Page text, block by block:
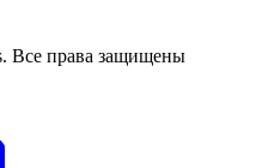
Все права защищены